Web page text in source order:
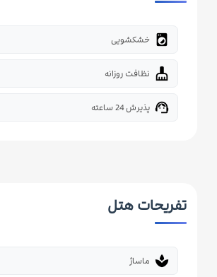
local_laundry_service خشکشویی
cleaning_services نظافت روزانه
support_agent پذیرش 24 ساعته
تفریحات هتل
spa ماساژ